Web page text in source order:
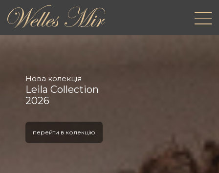
Нова колекція
Leila Collection
2026
перейти в колекцію